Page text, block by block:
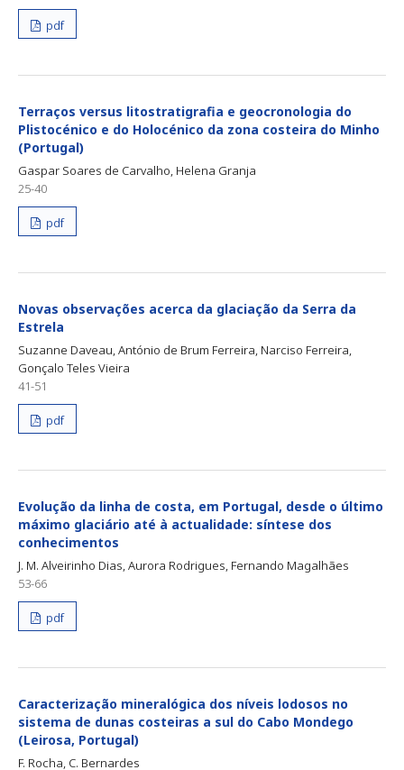
pdf
Terraços versus litostratigrafia e geocronologia do
Plistocénico e do Holocénico da zona costeira do Minho
(Portugal)
Gaspar Soares de Carvalho, Helena Granja
25-40
pdf
Novas observações acerca da glaciação da Serra da
Estrela
Suzanne Daveau, António de Brum Ferreira, Narciso Ferreira,
Gonçalo Teles Vieira
41-51
pdf
Evolução da linha de costa, em Portugal, desde o último
máximo glaciário até à actualidade: síntese dos
conhecimentos
J. M. Alveirinho Dias, Aurora Rodrigues, Fernando Magalhães
53-66
pdf
Caracterização mineralógica dos níveis lodosos no
sistema de dunas costeiras a sul do Cabo Mondego
(Leirosa, Portugal)
F. Rocha, C. Bernardes